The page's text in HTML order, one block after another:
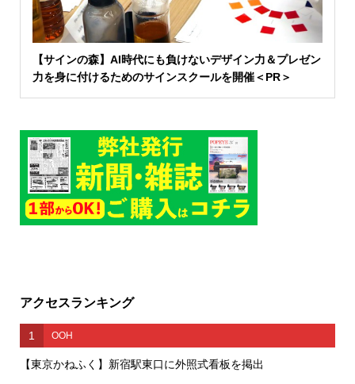
【サインの森】AI時代にも負けないデザイン力＆プレゼン
力を身に付けるためのサインスクールを開催＜PR＞
アクセスランキング
1 OOH
【東京かねふく】新宿駅東口に外照式看板を掲出